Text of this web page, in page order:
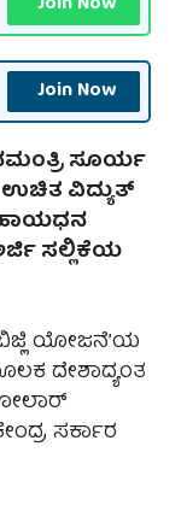
Join Now
ಸೂರ್ಯ
ವಿದ್ಯುತ್
ಸಲ್ಲಿಕೆಯ
ಯೋಜನೆ’ಯ
ದೇಶಾದ್ಯಂತ
ಸರ್ಕಾರ